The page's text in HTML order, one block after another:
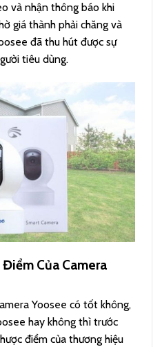
và nhận thông báo khi
giá thành phải chăng và
đã thu hút được sự
tiêu dùng.
Của Camera
Yoosee có tốt không,
hay không thì trước
điểm của thương hiệu